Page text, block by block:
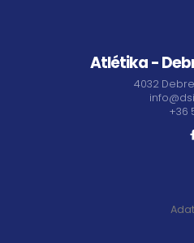
Atlétika -
4032
+36